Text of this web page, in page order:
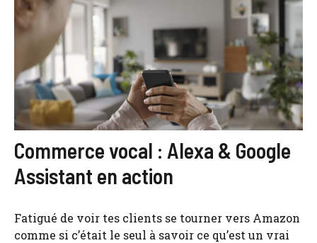
Commerce vocal : Alexa & Google
Assistant en action
Fatigué de voir tes clients se tourner vers Amazon
comme si c’était le seul à savoir ce qu’est un vrai